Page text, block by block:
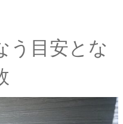
う目安とな